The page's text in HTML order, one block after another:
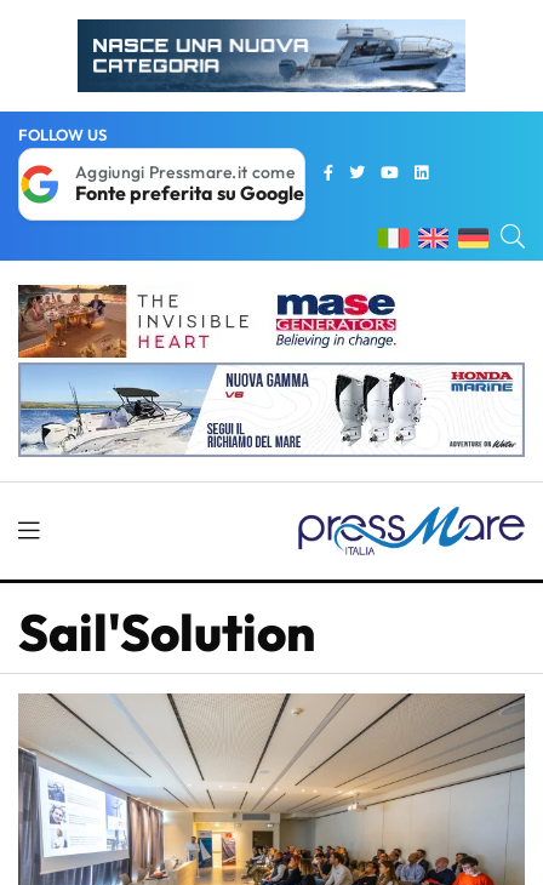
FOLLOW US
Aggiungi Pressmare.it come
Fonte preferita su Google
Sail'Solution